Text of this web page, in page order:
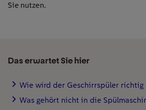
Sie nutzen.
Das erwartet Sie hier
Wie wird der Geschirrspüler richtig
Was gehört nicht in die